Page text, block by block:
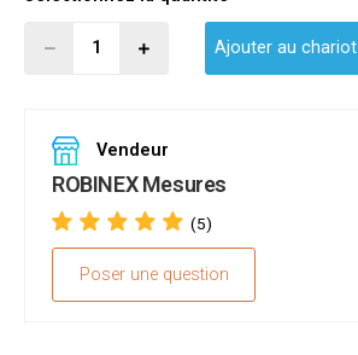
Ajouter au chariot
Vendeur
ROBINEX Mesures
(5)
Poser une question